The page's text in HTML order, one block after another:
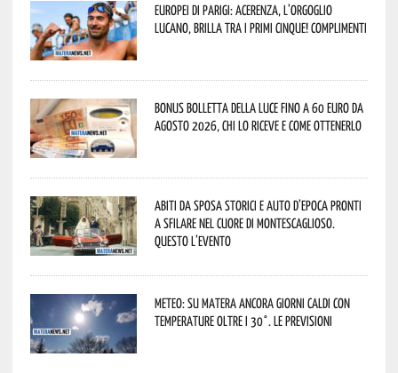
Europei di Parigi: Acerenza, l’orgoglio
lucano, brilla tra i primi cinque! Complimenti
Bonus bolletta della luce fino a 60 euro da
agosto 2026, chi lo riceve e come ottenerlo
Abiti da sposa storici e auto d’epoca pronti
a sfilare nel cuore di Montescaglioso.
Questo l’evento
Meteo: su Matera ancora giorni caldi con
temperature oltre i 30°. Le previsioni